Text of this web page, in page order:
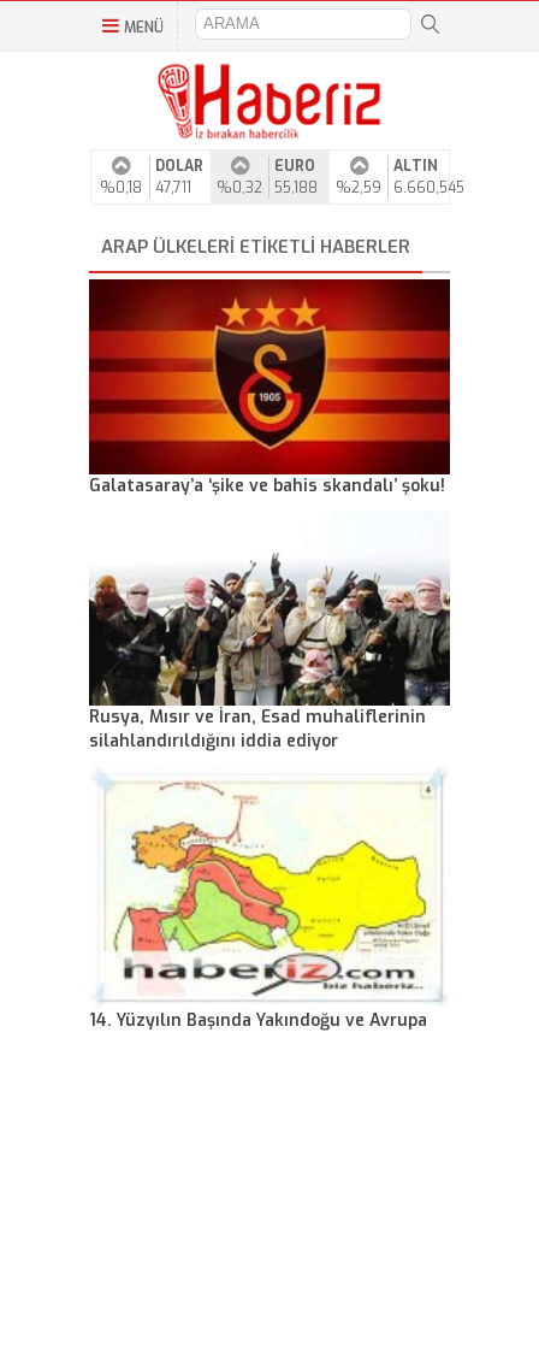
MENÜ
%0,18
DOLAR
47,711
%0,32
EURO
55,188
%2,59
ALTIN
6.660,545
ARAP ÜLKELERI ETIKETLI HABERLER
Galatasaray’a ‘şike ve bahis skandalı’ şoku!
Rusya, Mısır ve İran, Esad muhaliflerinin
silahlandırıldığını iddia ediyor
14. Yüzyılın Başında Yakındoğu ve Avrupa